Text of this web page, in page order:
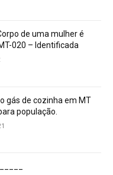
de uma mulher é
020 – Identificada
gás de cozinha em MT
população.